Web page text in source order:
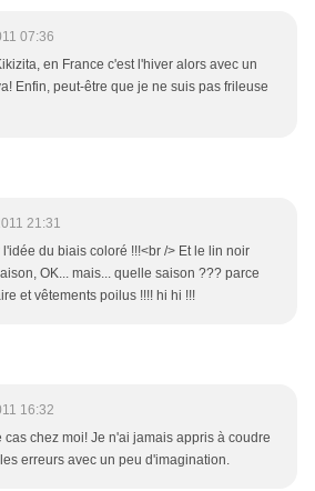
07:36
en France c'est l'hiver alors avec un
Enfin, peut-être que je ne suis pas frileuse
21:31
du biais coloré !!!<br /> Et le lin noir
OK... mais... quelle saison ??? parce
et vêtements poilus !!!! hi hi !!!
16:32
cas chez moi! Je n'ai jamais appris à coudre
erreurs avec un peu d'imagination.